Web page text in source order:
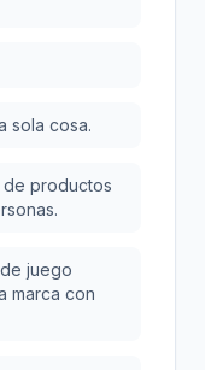
sola cosa.
productos
juego
marca con